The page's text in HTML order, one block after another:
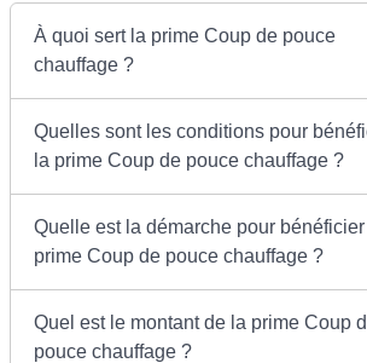
À quoi sert la prime Coup de pouce
chauffage ?
Quelles sont les conditions pour
la prime Coup de pouce chauffage ?
Quelle est la démarche pour
prime Coup de pouce chauffage ?
Quel est le montant de la prime Coup
pouce chauffage ?